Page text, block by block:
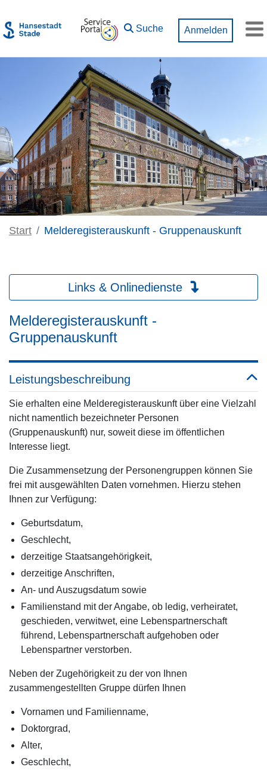
Suche
Anmelden
Start Melderegisterauskunft - Gruppenauskunft
Links & Onlinedienste
Melderegisterauskunft -
Gruppenauskunft
Leistungsbeschreibung
Sie erhalten eine Melderegisterauskunft über eine Vielzahl
nicht namentlich bezeichneter Personen
(Gruppenauskunft) nur, soweit diese im öffentlichen
Interesse liegt.
Die Zusammensetzung der Personengruppen können Sie
frei mit ausgewählten Daten vornehmen. Hierzu stehen
Ihnen zur Verfügung:
Geburtsdatum,
Geschlecht,
derzeitige Staatsangehörigkeit,
derzeitige Anschriften,
An- und Auszugsdatum sowie
Familienstand mit der Angabe, ob ledig, verheiratet,
geschieden, verwitwet, eine Lebenspartnerschaft
führend, Lebenspartnerschaft aufgehoben oder
Lebenspartner verstorben.
Neben der Zugehörigkeit zu der von Ihnen
zusammengestellten Gruppe dürfen Ihnen
Vornamen und Familienname,
Doktorgrad,
Alter,
Geschlecht,